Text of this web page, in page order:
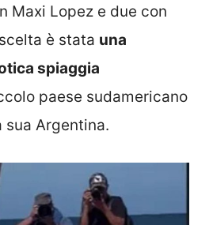
Maxi Lopez e due con
è stata una
spiaggia
paese sudamericano
sua Argentina.